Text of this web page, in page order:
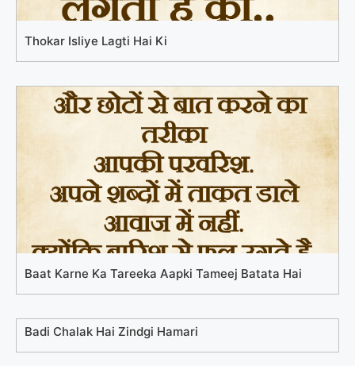
Thokar Isliye Lagti Hai Ki
Baat Karne Ka Tareeka Aapki Tameej Batata Hai
Badi Chalak Hai Zindgi Hamari